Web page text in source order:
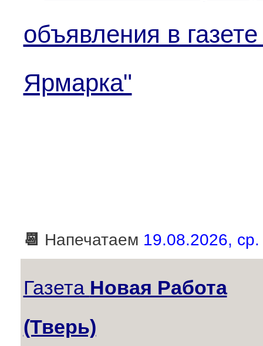
объявления в
Ярмарка"
📆 Напечатаем 19.08.2026, ср.
Газета Новая Работа
(Тверь)